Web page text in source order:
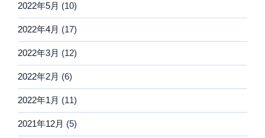
2022年5月 (10)
2022年4月 (17)
2022年3月 (12)
2022年2月 (6)
2022年1月 (11)
2021年12月 (5)